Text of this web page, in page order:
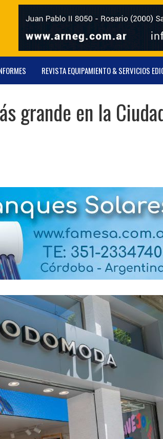
REVISTA EQUIPAMIENTO & SERVICIOS
grande en la